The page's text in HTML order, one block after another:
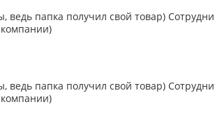
ведь папка получил свой товар)
ведь папка получил свой товар)